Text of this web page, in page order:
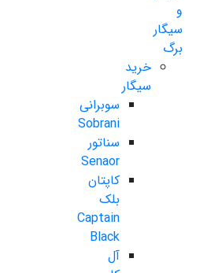
و
سیگار
برگ
خرید
سیگار
سوبرانی
Sobrani
سناتور
Senaor
کاپتان
بلک
Captain
Black
آل